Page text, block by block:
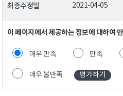
최종수정일 2021-04-05
이 페이지에서 제공하는 정보에 대하여
매우 만족 만족
매우 불만족